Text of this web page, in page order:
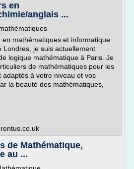
en
anglais ...
en mathématiques et informatique
Londres, je suis actuellement
logique mathématique à Paris. Je
de mathématiques pour les
adaptés à votre niveau et vos
la beauté des mathématiques,
de Mathématique,
au ...